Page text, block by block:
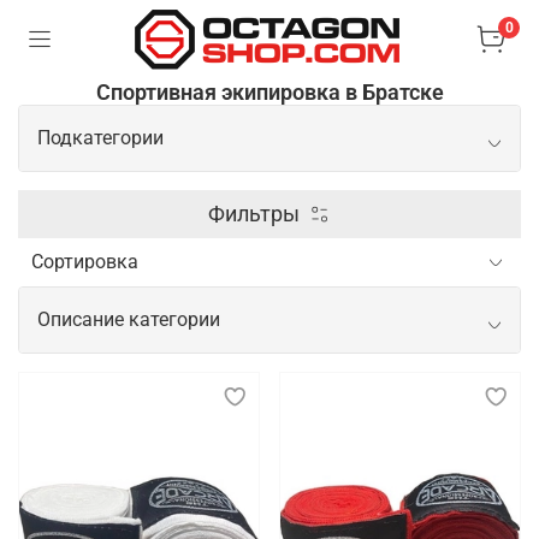
0
Спортивная экипировка в Братске
Подкатегории
Защита
Фильтры
Описание категории
тренировок, показательных
Спортивная экипировка играет важнейшую роль в
обеспечении безопасности, комфорта и